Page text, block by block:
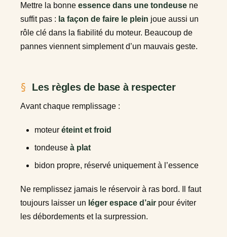
Mettre la bonne essence dans une tondeuse ne
suffit pas : la façon de faire le plein joue aussi un
rôle clé dans la fiabilité du moteur. Beaucoup de
pannes viennent simplement d’un mauvais geste.
Les règles de base à respecter
Avant chaque remplissage :
moteur éteint et froid
tondeuse à plat
bidon propre, réservé uniquement à l’essence
Ne remplissez jamais le réservoir à ras bord. Il faut
toujours laisser un léger espace d’air pour éviter
les débordements et la surpression.